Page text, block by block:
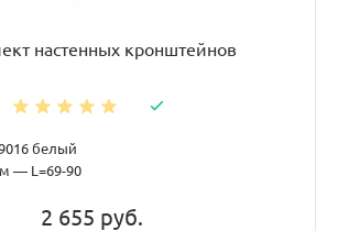
настенных кронштейнов
белый
— L=69-90
2 655 руб.